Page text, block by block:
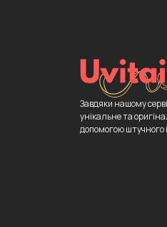
Завдяки нашому
унікальне та
допомогою штучного